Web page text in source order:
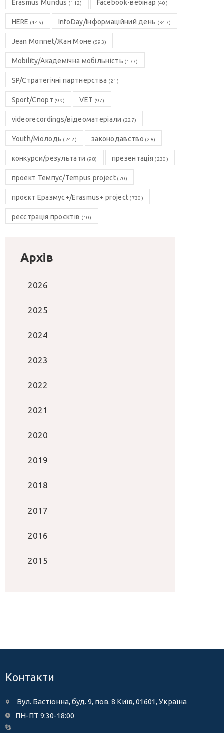
Erasmus Mundus (112) Facebook-вебінар (40)
HERE (445) InfoDay/Інформаційний день (347)
Jean Monnet/Жан Моне (593)
Mobility/Академічна мобільність (177)
SP/Стратегічні партнерства (21)
Sport/Спорт (99) VET (97)
videorecordings/відеоматеріали (227)
Youth/Молодь (242) законодавство (28)
конкурси/результати (98) презентація (230)
проект Темпус/Tempus project(70)
проєкт Еразмус+/Erasmus+ project (730)
реєстрація проєктів (10)
Архів
2026
2025
2024
2023
2022
2021
2020
2019
2018
2017
2016
2015
Контакти
Вул. Бастіонна, буд. 9, пов. 8 Київ, 01601, Україна
ПН-ПТ 9:30-18:00